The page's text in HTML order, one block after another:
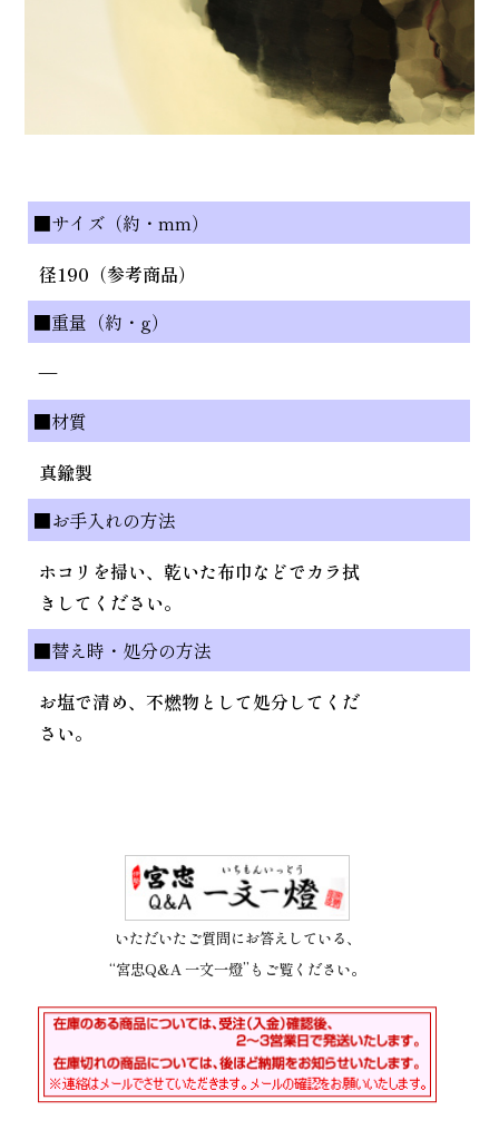
■サイズ（約・mm）
径190（参考商品）
■重量（約・g）
—
■材質
真鍮製
■お手入れの方法
ホコリを掃い、乾いた布巾などでカラ拭
きしてください。
■替え時・処分の方法
お塩で清め、不燃物として処分してくだ
さい。
いただいたご質問にお答えしている、
“宮忠Q&A 一文一燈”もご覧ください。